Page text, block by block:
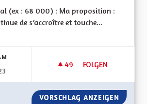
(ex : 68 000) : Ma proposition :
de s’accroître et touche...
49 49 FOLLOWER
FOLGEN
GÉNÉRALISATION
VORSCHLAG ANZEIGEN